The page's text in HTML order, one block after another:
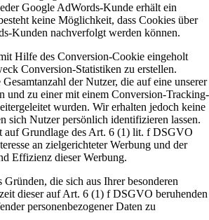
Google AdWords-Kunde erhält ein
keine Möglichkeit, dass Cookies über
Kunden nachverfolgt werden können.
Hilfe des Conversion-Cookie eingeholt
Conversion-Statistiken zu erstellen.
der Nutzer, die auf eine unserer
und zu einer mit einem Conversion-Tracking-
wurden. Wir erhalten jedoch keine
sich Nutzer persönlich identifizieren lassen.
auf Grundlage des Art. 6 (1) lit. f DSGVO
an zielgerichteter Werbung und der
Effizienz dieser Werbung.
Gründen, die sich aus Ihrer besonderen
dieser auf Art. 6 (1) f DSGVO beruhenden
personenbezogener Daten zu